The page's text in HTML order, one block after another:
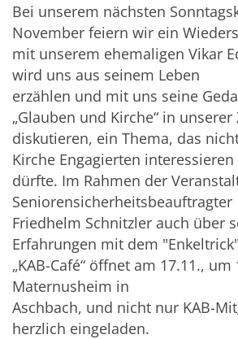
Bei unserem nächsten
November feiern wir ein
mit unserem ehemaligen Vikar
wird uns aus seinem Leben
erzählen und mit uns seine
„Glauben und Kirche“ in unserer
diskutieren, ein Thema, das
Kirche Engagierten interessieren
dürfte. Im Rahmen der
Seniorensicherheitsbeauftragter
Friedhelm Schnitzler auch über
Erfahrungen mit dem
„KAB-Café“ öffnet am 17.11.,
Maternusheim in
Aschbach, und nicht nur KAB-
herzlich eingeladen.